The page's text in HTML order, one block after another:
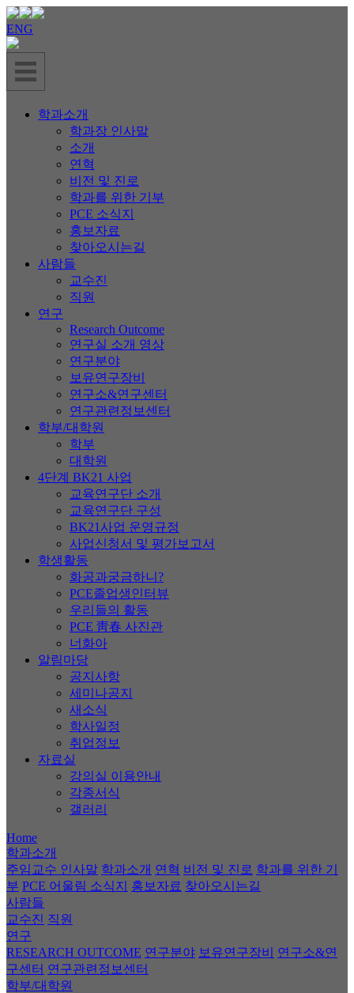
ENG
학과소개
학과장 인사말
소개
연혁
비전 및 진로
학과를 위한 기부
PCE 소식지
홍보자료
찾아오시는길
사람들
교수진
직원
연구
Research Outcome
연구실 소개 영상
연구분야
보유연구장비
연구소&연구센터
연구관련정보센터
학부/대학원
학부
대학원
4단계 BK21 사업
교육연구단 소개
교육연구단 구성
BK21사업 운영규정
사업신청서 및 평가보고서
학생활동
화공과궁금하니?
PCE졸업생인터뷰
우리들의 활동
PCE 靑春 사진관
너화아
알림마당
공지사항
세미나공지
새소식
학사일정
취업정보
자료실
강의실 이용안내
각종서식
갤러리
Home
학과소개
주임교수 인사말 학과소개 연혁 비전 및 진로 학과를 위한 기
부 PCE 어울림 소식지 홍보자료 찾아오시는길
사람들
교수진 직원
연구
RESEARCH OUTCOME 연구분야 보유연구장비
연구소&연
구센터 연구관련정보센터
학부/대학원